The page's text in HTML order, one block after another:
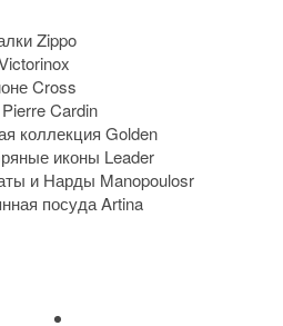
Zippo
Cross
Cardin
коллекция Golden
иконы Leader
и Нарды Manopoulosr
посуда Artina